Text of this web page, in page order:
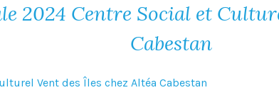
2024 Centre Social et
Cabestan